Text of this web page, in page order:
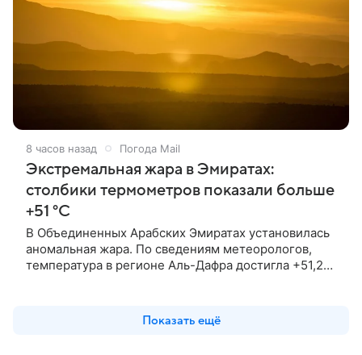
8 часов назад Погода Mail
Экстремальная жара в Эмиратах:
столбики термометров показали больше
+51 °C
В Объединенных Арабских Эмиратах установилась
аномальная жара. По сведениям метеорологов,
температура в регионе Аль-Дафра достигла +51,2
Показать ещё